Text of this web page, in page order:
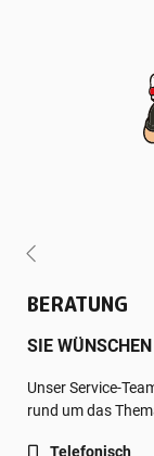
BERATUNG
SIE
Unser Service-
rund um das
Telefonisch